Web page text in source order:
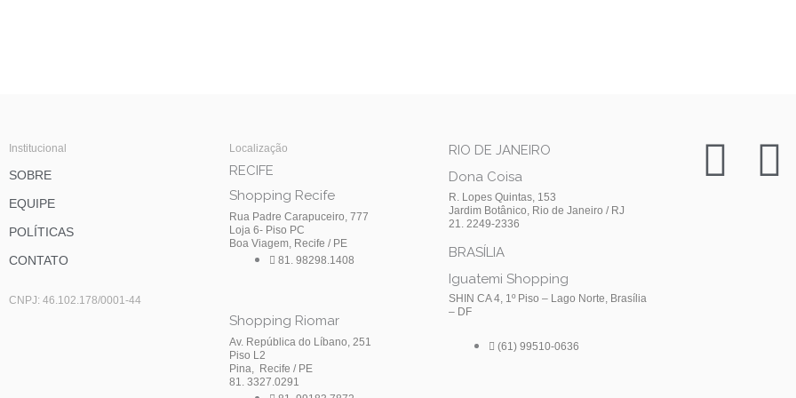
Institucional
SOBRE
EQUIPE
POLÍTICAS
CONTATO
CNPJ: 46.102.178/0001-44
Localização
RECIFE
Shopping Recife
Rua Padre Carapuceiro, 777
Loja 6- Piso PC
Boa Viagem, Recife / PE
81. 98298.1408
Shopping Riomar
Av. República do Líbano, 251
Piso L2
Pina, Recife / PE
81. 3327.0291
RIO DE JANEIRO
Dona Coisa
R. Lopes Quintas, 153
Jardim Botânico, Rio de Janeiro / RJ
21. 2249-2336
BRASÍLIA
Iguatemi Shopping
SHIN CA 4, 1º Piso – Lago Norte, Brasília
– DF
(61) 99510-0636
I
F